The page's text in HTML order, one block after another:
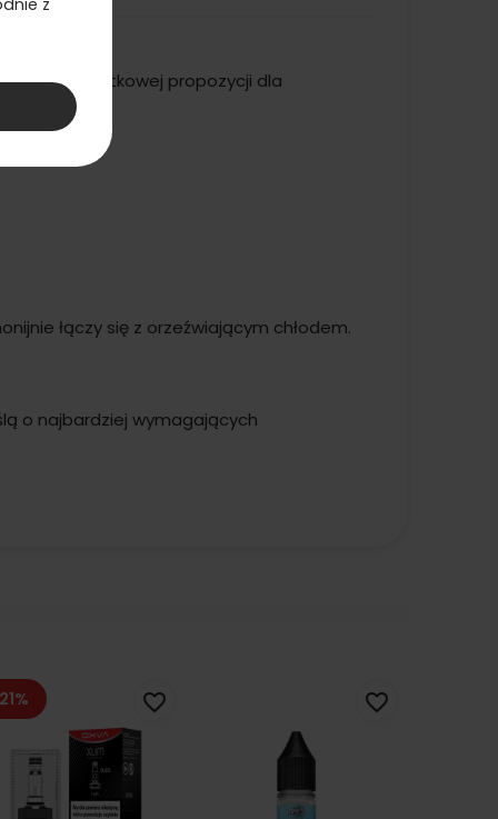
- wyjątkowej propozycji dla
łączy się z orzeźwiającym chłodem.
o najbardziej wymagających
favorite_border favorite_border
z